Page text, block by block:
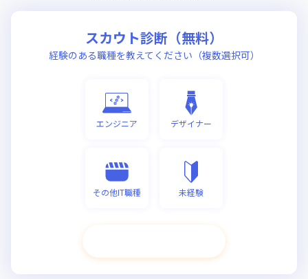
スカウト診断（無料）
経験のある職種を教えてください（複数選択可）
エンジニア デザイナー
その他IT職種 未経験